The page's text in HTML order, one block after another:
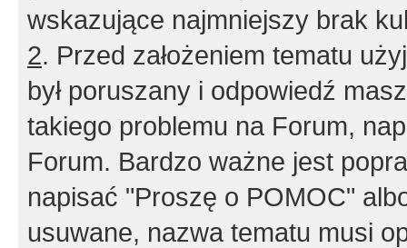
wskazujące najmniejszy brak
2. Przed założeniem tematu
był poruszany i odpowiedź
takiego problemu na Forum,
Forum. Bardzo ważne jest
napisać "Proszę o POMOC"
usuwane, nazwa tematu musi